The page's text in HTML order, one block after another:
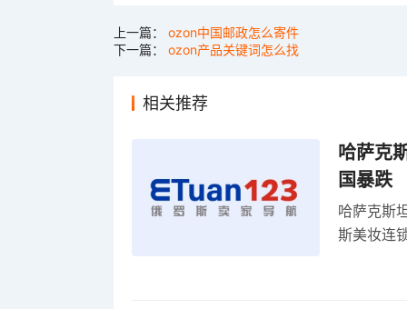
上一篇： ozon中国邮政怎么寄件
下一篇： ozon产品关键词怎么找
相关推荐
哈萨克
国暴跌
哈萨克斯
斯美妆连